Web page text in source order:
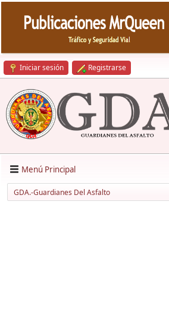
Iniciar sesión Registrarse
Menú Principal
GDA.-Guardianes Del Asfalto